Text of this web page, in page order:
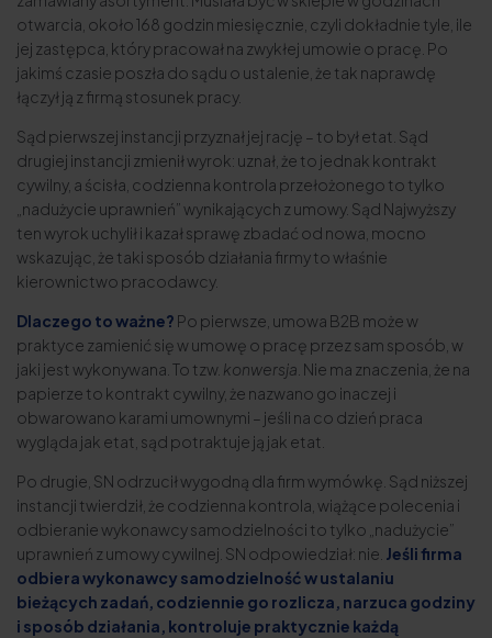
otwarcia, około 168 godzin miesięcznie, czyli dokładnie tyle, ile
jej zastępca, który pracował na zwykłej umowie o pracę. Po
jakimś czasie poszła do sądu o ustalenie, że tak naprawdę
łączył ją z firmą stosunek pracy.
Sąd pierwszej instancji przyznał jej rację – to był etat. Sąd
drugiej instancji zmienił wyrok: uznał, że to jednak kontrakt
cywilny, a ścisła, codzienna kontrola przełożonego to tylko
„nadużycie uprawnień” wynikających z umowy. Sąd Najwyższy
ten wyrok uchylił i kazał sprawę zbadać od nowa, mocno
wskazując, że taki sposób działania firmy to właśnie
kierownictwo pracodawcy.
Dlaczego to ważne? Po pierwsze, umowa B2B może w
praktyce zamienić się w umowę o pracę przez sam sposób, w
jaki jest wykonywana. To tzw. konwersja . Nie ma znaczenia, że na
papierze to kontrakt cywilny, że nazwano go inaczej i
obwarowano karami umownymi – jeśli na co dzień praca
wygląda jak etat, sąd potraktuje ją jak etat.
Po drugie, SN odrzucił wygodną dla firm wymówkę. Sąd niższej
instancji twierdził, że codzienna kontrola, wiążące polecenia i
odbieranie wykonawcy samodzielności to tylko „nadużycie”
uprawnień z umowy cywilnej. SN odpowiedział: nie. Jeśli firma
odbiera wykonawcy samodzielność w ustalaniu
bieżących zadań, codziennie go rozlicza, narzuca godziny
i sposób działania, kontroluje praktycznie każdą